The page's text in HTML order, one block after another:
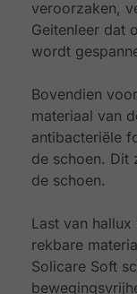
veroorzaken,
Geitenleer dat
wordt
Bovendien
materiaal van
antibacteriële
de schoen. Dit
de schoen.
Last van
rekbare
Solicare Soft